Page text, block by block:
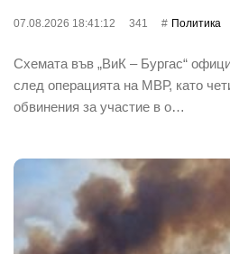
07.08.2026 18:41:12 341 Политика
Схемата във „ВиК – Бургас“
след операцията на МВР, като
обвинения за участие в о…